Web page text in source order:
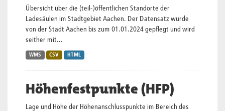
Übersicht über die (teil-)öffentlichen Standorte der
Ladesäulen im Stadtgebiet Aachen. Der Datensatz wurde
von der Stadt Aachen bis zum 01.01.2024 gepflegt und wird
seither mit...
WMS CSV HTML
Höhenfestpunkte (HFP)
Lage und Höhe der Höhenanschlusspunkte im Bereich des